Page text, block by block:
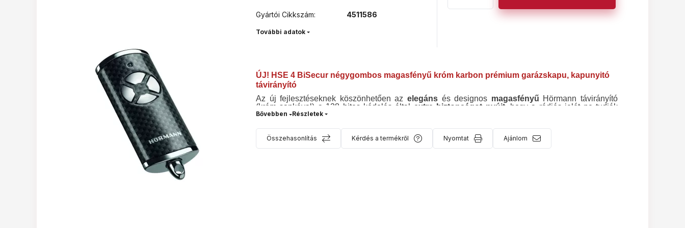
Gyártói Cikkszám: 4511586
További adatok
ÚJ! HSE 4 BiSecur négygombos magasfényű króm karbon prémium garázskapu, kapunyitó
távirányító
Az új fejlesztéseknek köszönhetően az elegáns és designos magasfényű Hörmann távirányító
(króm sapkával) a 128 bites kódolás által extra biztonságot nyújt, hogy a rádiós jelét ne tudják
lemásolni.
BiSecurtechnológiának köszönhetően 868 MHz frekvencián kétirányú kommunikációt biztosít a
kapunyitó, garázskapu és a távirányító között.
Részletek
Összehasonlítás Kérdés a termékről Nyomtat Ajánlom